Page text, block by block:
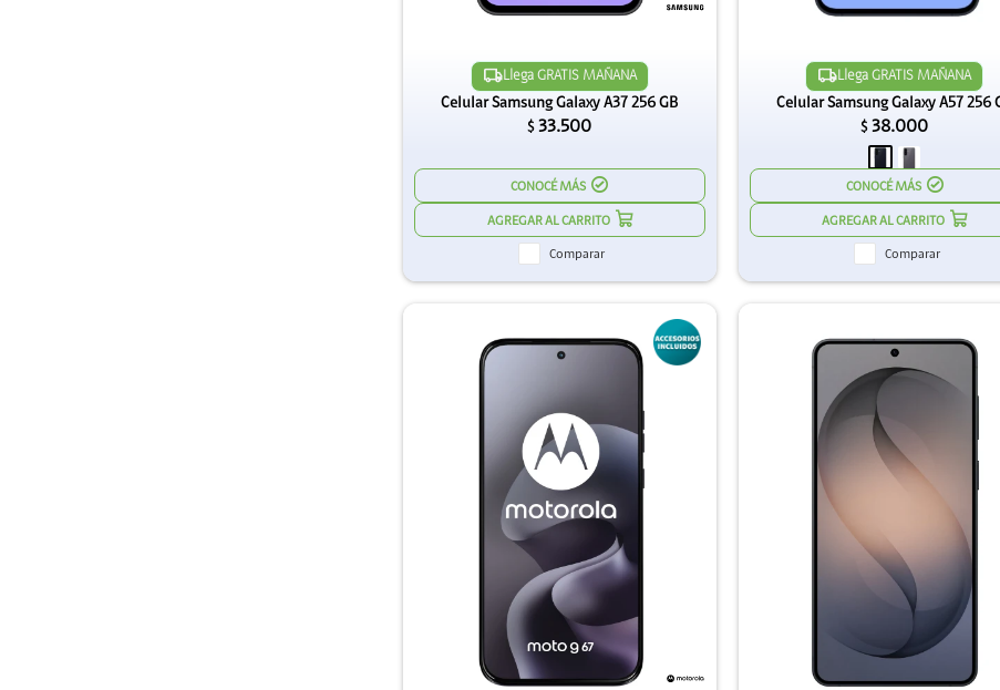
Llega GRATIS MAÑANA
Celular Samsung Galaxy A37 256 GB
$ 33.500
CONOCÉ MÁS
Comparar
Llega GRATIS MAÑANA
Celular Samsung Galaxy A57 256
$ 38.000
CONOCÉ MÁS
Comparar